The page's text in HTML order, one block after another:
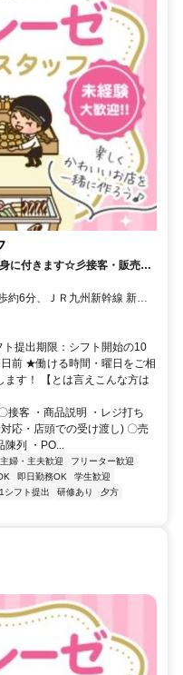
に付きます☆彡接客・販売の
約6分、ＪＲ九州新幹線 新玉
伊倉徒歩約51分 玉名駅(JR
提出期限：シフト開始の10
前 ★働ける時間・曜日をご相
す！ 【とは言えこんな方は
接客 ・商品説明 ・レジ打ち
応・店頭での受け渡し) 〇売
陳列 ・PO...
主婦・主夫歓迎
フリーター歓迎
即日勤務OK
学生歓迎
シフト提出 研修あり
夕方